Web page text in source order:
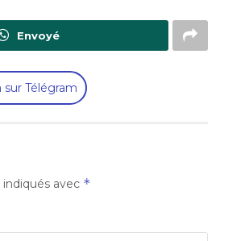
Envoyé
sur Télégram
avec *